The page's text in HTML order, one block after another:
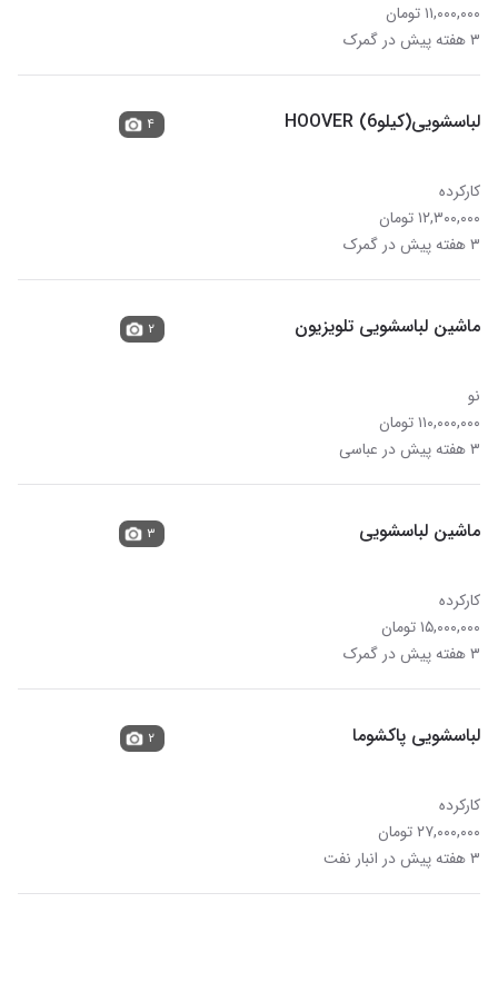
۱۱,۰۰۰,۰۰۰ تومان
۳ هفته پیش در گمرک
لباسشویی(کیلوHOOVER (6
کارکرده
۱۲,۳۰۰,۰۰۰ تومان
۳ هفته پیش در گمرک
۴
ماشین لباسشویی تلویزیون
نو
۱۱۰,۰۰۰,۰۰۰ تومان
۳ هفته پیش در عباسی
۲
ماشین لباسشویی
کارکرده
۱۵,۰۰۰,۰۰۰ تومان
۳ هفته پیش در گمرک
۳
لباسشویی پاکشوما
کارکرده
۲۷,۰۰۰,۰۰۰ تومان
۳ هفته پیش در انبار نفت
۲